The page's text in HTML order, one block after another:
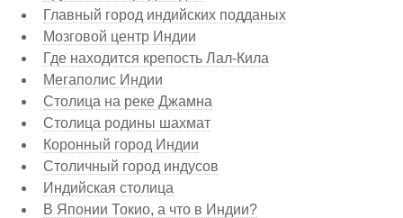
Главный город индийских подданых
Мозговой центр Индии
Где находится крепость Лал-Кила
Мегаполис Индии
Столица на реке Джамна
Столица родины шахмат
Коронный город Индии
Столичный город индусов
Индийская столица
В Японии Токио, а что в Индии?